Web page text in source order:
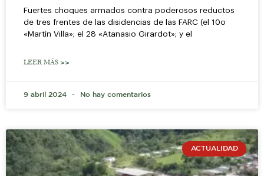
Fuertes choques armados contra poderosos reductos
de tres frentes de las disidencias de las FARC (el 10o
«Martín Villa»; el 28 «Atanasio Girardot»; y el
LEER MÁS >>
9 abril 2024 No hay comentarios
ACTUALIDAD